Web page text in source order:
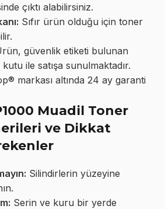
çıktı alabilirsiniz.
Sıfır ürün olduğu için toner
güvenlik etiketi bulunan
ile satışa sunulmaktadır.
markası altında 24 ay garanti
Muadil Toner
ve Dikkat
Silindirlerin yüzeyine
Serin ve kuru bir yerde